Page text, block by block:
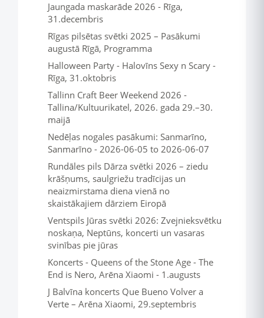
Jaungada maskarāde 2026 - Rīga,
31.decembris
Rīgas pilsētas svētki 2025 – Pasākumi
augustā Rīgā, Programma
Halloween Party - Halovīns Sexy n Scary -
Rīga, 31.oktobris
Tallinn Craft Beer Weekend 2026 -
Tallina/Kultuurikatel, 2026. gada 29.–30.
maijā
Nedēļas nogales pasākumi: Sanmarīno,
Sanmarīno - 2026-06-05 to 2026-06-07
Rundāles pils Dārza svētki 2026 – ziedu
krāšņums, saulgriežu tradīcijas un
neaizmirstama diena vienā no
skaistākajiem dārziem Eiropā
Ventspils Jūras svētki 2026: Zvejnieksvētku
noskaņa, Neptūns, koncerti un vasaras
svinības pie jūras
Koncerts - Queens of the Stone Age - The
End is Nero, Arēna Xiaomi - 1.augusts
J Balvīna koncerts Que Bueno Volver a
Verte – Arēna Xiaomi, 29.septembris